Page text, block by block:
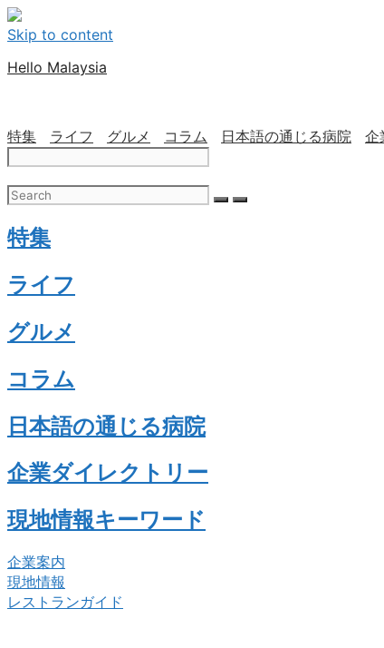
Skip to content
Hello Malaysia
特集 ライフ グルメ コラム 日本語の通じる病院 企
特集
ライフ
グルメ
コラム
日本語の通じる病院
企業ダイレクトリー
現地情報キーワード
企業案内
現地情報
レストランガイド